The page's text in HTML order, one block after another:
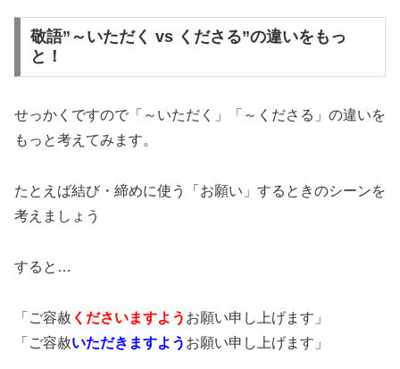
敬語”～いただく vs くださる”の違いをもっ
と！
せっかくですので「～いただく」「～くださる」の違いを
もっと考えてみます。
たとえば結び・締めに使う「お願い」するときのシーンを
考えましょう
すると…
「ご容赦 くださいますよう お願い申し上げます」
「ご容赦いただきますよう お願い申し上げます」